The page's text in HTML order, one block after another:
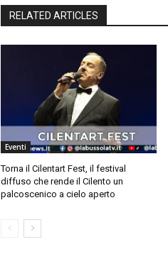
RELATED ARTICLES
Eventi
Torna il Cilentart Fest, il festival
diffuso che rende il Cilento un
palcoscenico a cielo aperto